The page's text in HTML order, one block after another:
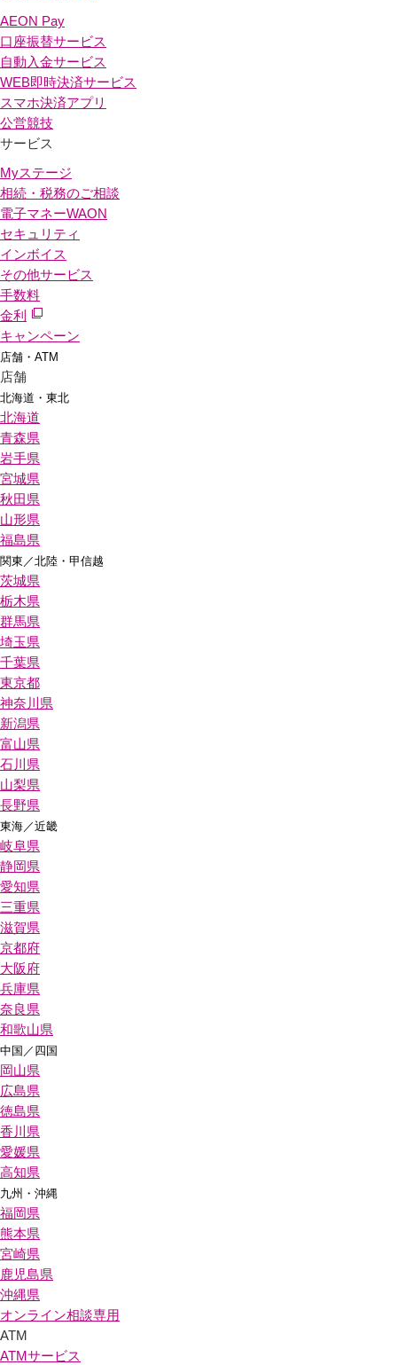
AEON Pay
口座振替サービス
自動入金サービス
WEB即時決済サービス
スマホ決済アプリ
公営競技
サービス
Myステージ
相続・税務のご相談
電子マネーWAON
セキュリティ
インボイス
その他サービス
手数料
金利
キャンペーン
店舗・ATM
店舗
北海道・東北
北海道
青森県
岩手県
宮城県
秋田県
山形県
福島県
関東／北陸・甲信越
茨城県
栃木県
群馬県
埼玉県
千葉県
東京都
神奈川県
新潟県
富山県
石川県
山梨県
長野県
東海／近畿
岐阜県
静岡県
愛知県
三重県
滋賀県
京都府
大阪府
兵庫県
奈良県
和歌山県
中国／四国
岡山県
広島県
徳島県
香川県
愛媛県
高知県
九州・沖縄
福岡県
熊本県
宮崎県
鹿児島県
沖縄県
オンライン相談専用
ATM
ATMサービス